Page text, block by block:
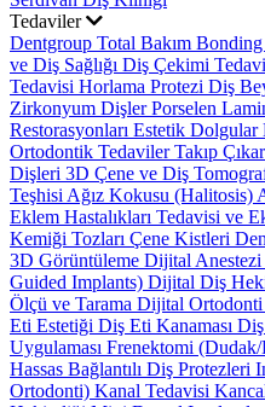
Tedaviler
Dentgroup Total Bakım
ve Diş Sağlığı Diş Çekimi
Tedavisi Horlama Protezi Diş
Zirkonyum DişlerPorselen
Restorasyonları Estetik Dolgular
Ortodontik TedavilerTakıp
Dişleri 3D Çene ve Diş
Teşhisi Ağız Kokusu (Halitosis)
Eklem Hastalıkları Tedavisi ve
Kemiği Tozları Çene Kistleri
3D Görüntüleme Dijital Anestezi
Guided Implants) Dijital Diş
Ölçü ve Tarama Dijital Ortodonti
Eti Estetiği Diş Eti Kanaması
Uygulaması Frenektomi (Dudak/
Hassas Bağlantılı Diş Protezleri
Ortodonti) Kanal Tedavisi